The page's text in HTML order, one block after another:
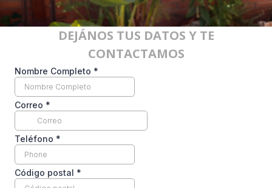
DEJÁNOS TUS DATOS Y TE
CONTACTAMOS
Nombre Completo *
Correo *
Teléfono *
Código postal *